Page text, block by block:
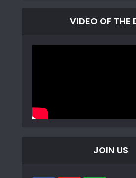
VIDEO OF THE
JOIN US